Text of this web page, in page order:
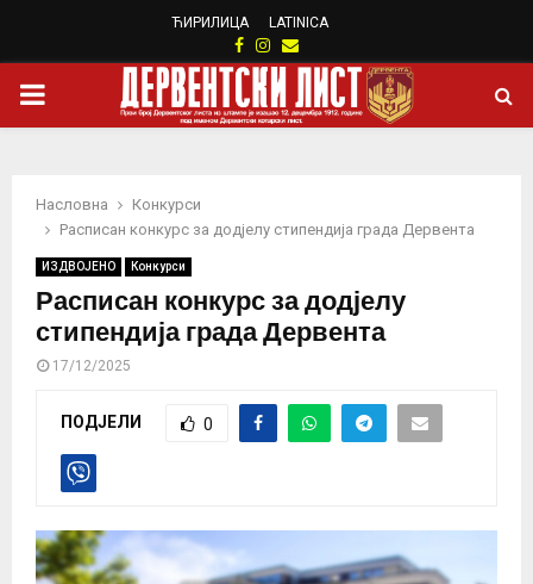
ЋИРИЛИЦА LATINICA
Facebook
Instagram
Email
PRIMARY
Насловна
Конкурси
Расписан конкурс за додјелу стипендија града Дервента
ИЗДВОЈЕНО Конкурси
Расписан конкурс за додјелу
стипендија града Дервента
17/12/2025
ПОДЈЕЛИ 0